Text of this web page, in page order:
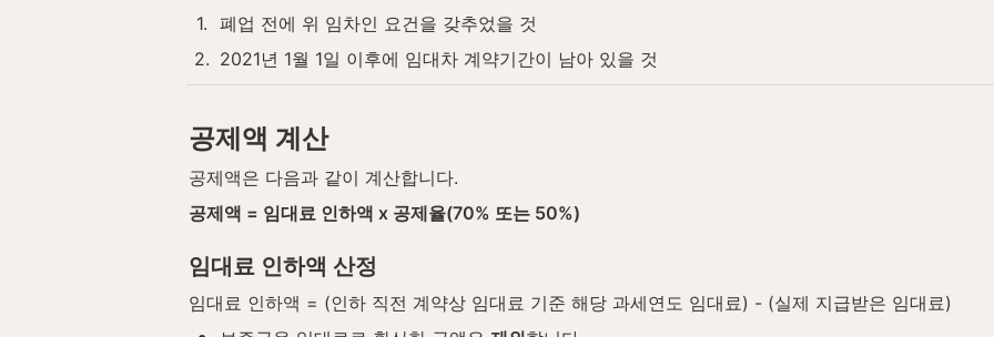
1. 폐업 전에 위 임차인 요건을 갖추었을 것
2. 2021년 1월 1일 이후에 임대차 계약기간이 남아 있을 것
공제액 계산
공제액은 다음과 같이 계산합니다.
공제액 = 임대료 인하액 x 공제율(70% 또는 50%)
임대료 인하액 산정
임대료 인하액 = (인하 직전 계약상 임대료 기준 해당 과세연도 임대료) - (실제 지급받은 임대료)